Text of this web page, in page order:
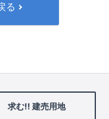
る
求む!! 建売用地